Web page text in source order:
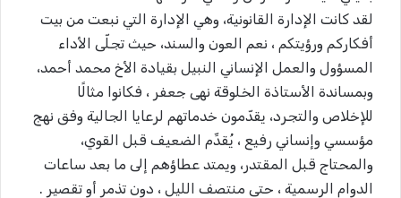
لقد كانت الإدارة القانونية، وهي الإدارة التي نبعت من بيت
أفكاركم ورؤيتكم ، نعم العون والسند، حيث تجلّى الأداء
المسؤول والعمل الإنساني النبيل بقيادة الأخ محمد أحمد،
وبمساندة الأستاذة الخلوقة نهى جعفر ، فكانوا مثالًا
للإخلاص والتجرد، يقدّمون خدماتهم لرعايا الجالية وفق نهج
مؤسسي وإنساني رفيع ، يُقدِّم الضعيف قبل القوي،
والمحتاج قبل المقتدر، ويمتد عطاؤهم إلى ما بعد ساعات
الدوام الرسمية ، حتى منتصف الليل ، دون تذمر أو تقصير .